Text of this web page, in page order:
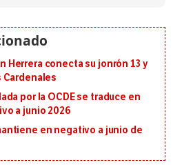
Herrera conecta su jonrón 13 y
por la OCDE se traduce en
a junio 2026
en negativo a junio de